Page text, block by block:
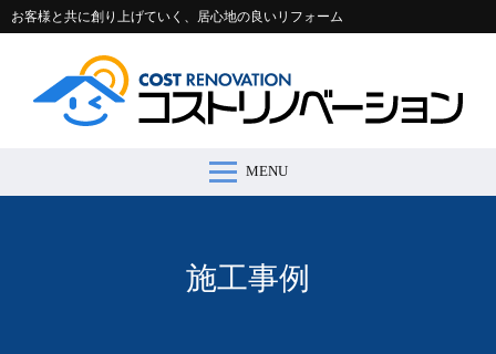
お客様と共に創り上げていく、居心地の良いリフォーム
MENU
施工事例